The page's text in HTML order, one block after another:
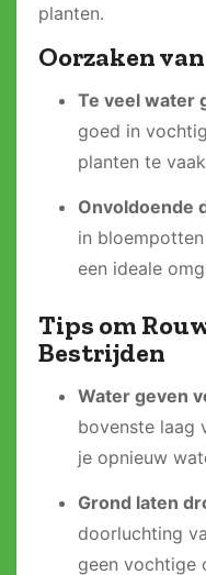
planten.
Oorzaken
Te veel water
goed in
planten te
Onvoldoende
in
een ideale
Tips om
Bestrijden
Water geven
bovenste laag
je opnieuw
Grond laten
doorluchting
geen vochtige